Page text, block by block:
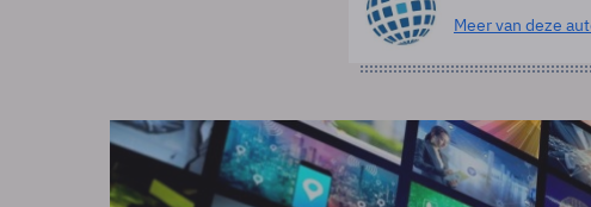
Meer van deze